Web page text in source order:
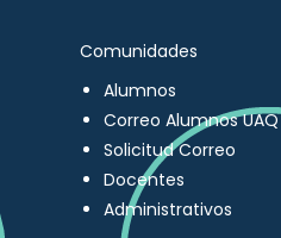
Comunidades
Alumnos
Correo Alumnos UAQ
Solicitud Correo
Docentes
Administrativos